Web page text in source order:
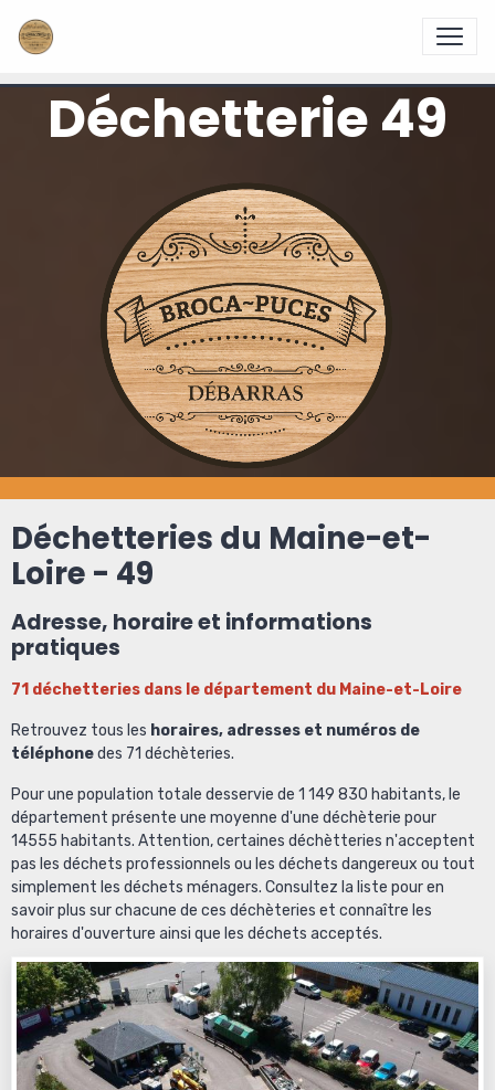
Déchetterie 49
Déchetteries du Maine-et-
Loire - 49
Adresse, horaire et informations
pratiques
71 déchetteries dans le département du Maine-et-Loire
Retrouvez tous les horaires, adresses et numéros de
téléphonedes 71 déchèteries.
Pour une population totale desservie de 1 149 830 habitants, le
département présente une moyenne d'une déchèterie pour
14555 habitants. Attention, certaines déchètteries n'acceptent
pas les déchets professionnels ou les déchets dangereux ou tout
simplement les déchets ménagers. Consultez la liste pour en
savoir plus sur chacune de ces déchèteries et connaître les
horaires d'ouverture ainsi que les déchets acceptés.